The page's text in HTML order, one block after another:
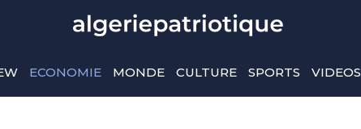
ECONOMIE MONDE CULTURE SPORTS VIDEOS